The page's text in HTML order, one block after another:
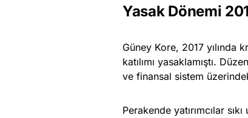
Yasak Dönemi
Güney Kore, 2017 yılında
katılımı yasaklamıştı.
ve finansal sistem
Perakende yatırımcılar